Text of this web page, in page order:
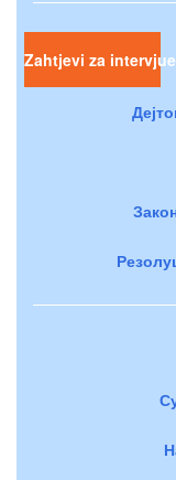
Zahtjevi za intervjue